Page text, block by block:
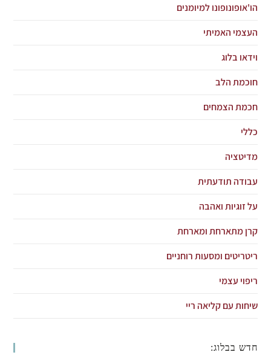
הו'אופונופונו למיומנים
העצמי האמיתי
וידאו בלוג
חוכמת הלב
חכמת הצמחים
כללי
מדיטציה
עבודה תודעתית
על זוגיות ואהבה
קרן מתארחת ומארחת
ריטריטים ומסעות רוחניים
ריפוי עצמי
שיחות עם קליאה ריי
חדש בבלוג: